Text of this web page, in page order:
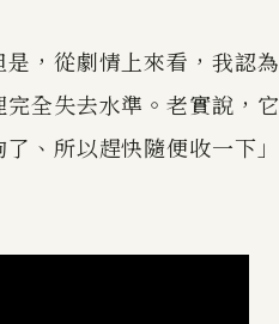
，從劇情上來看，我認為
全失去水準。老實說，它
、所以趕快隨便收一下」